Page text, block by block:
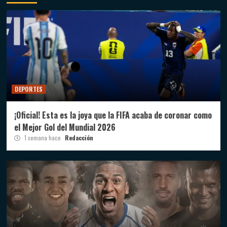
DEPORTES
¡Oficial! Esta es la joya que la FIFA acaba de coronar como
el Mejor Gol del Mundial 2026
1 semana hace Redacción